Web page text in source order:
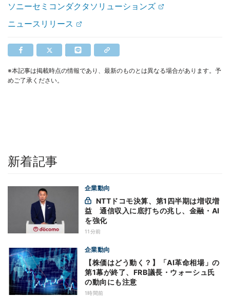
ソニーセミコンダクタソリューションズ
ニュースリリース
※本記事は掲載時点の情報であり、最新のものとは異なる場合があります。予
めご了承ください。
新着記事
企業動向
益 通信収入に底打ちの兆し、金融・AI
を強化
11分前
企業動向
【株価はどう動く？】「AI革命相場」の
第1幕が終了、FRB議長・ウォーシュ氏
の動向にも注意
1時間前